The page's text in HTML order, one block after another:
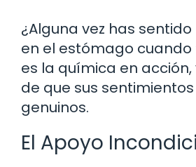
¿Alguna vez has
en el estómago cuando
es la química en acción,
de que sus
genuinos.
El Apoyo